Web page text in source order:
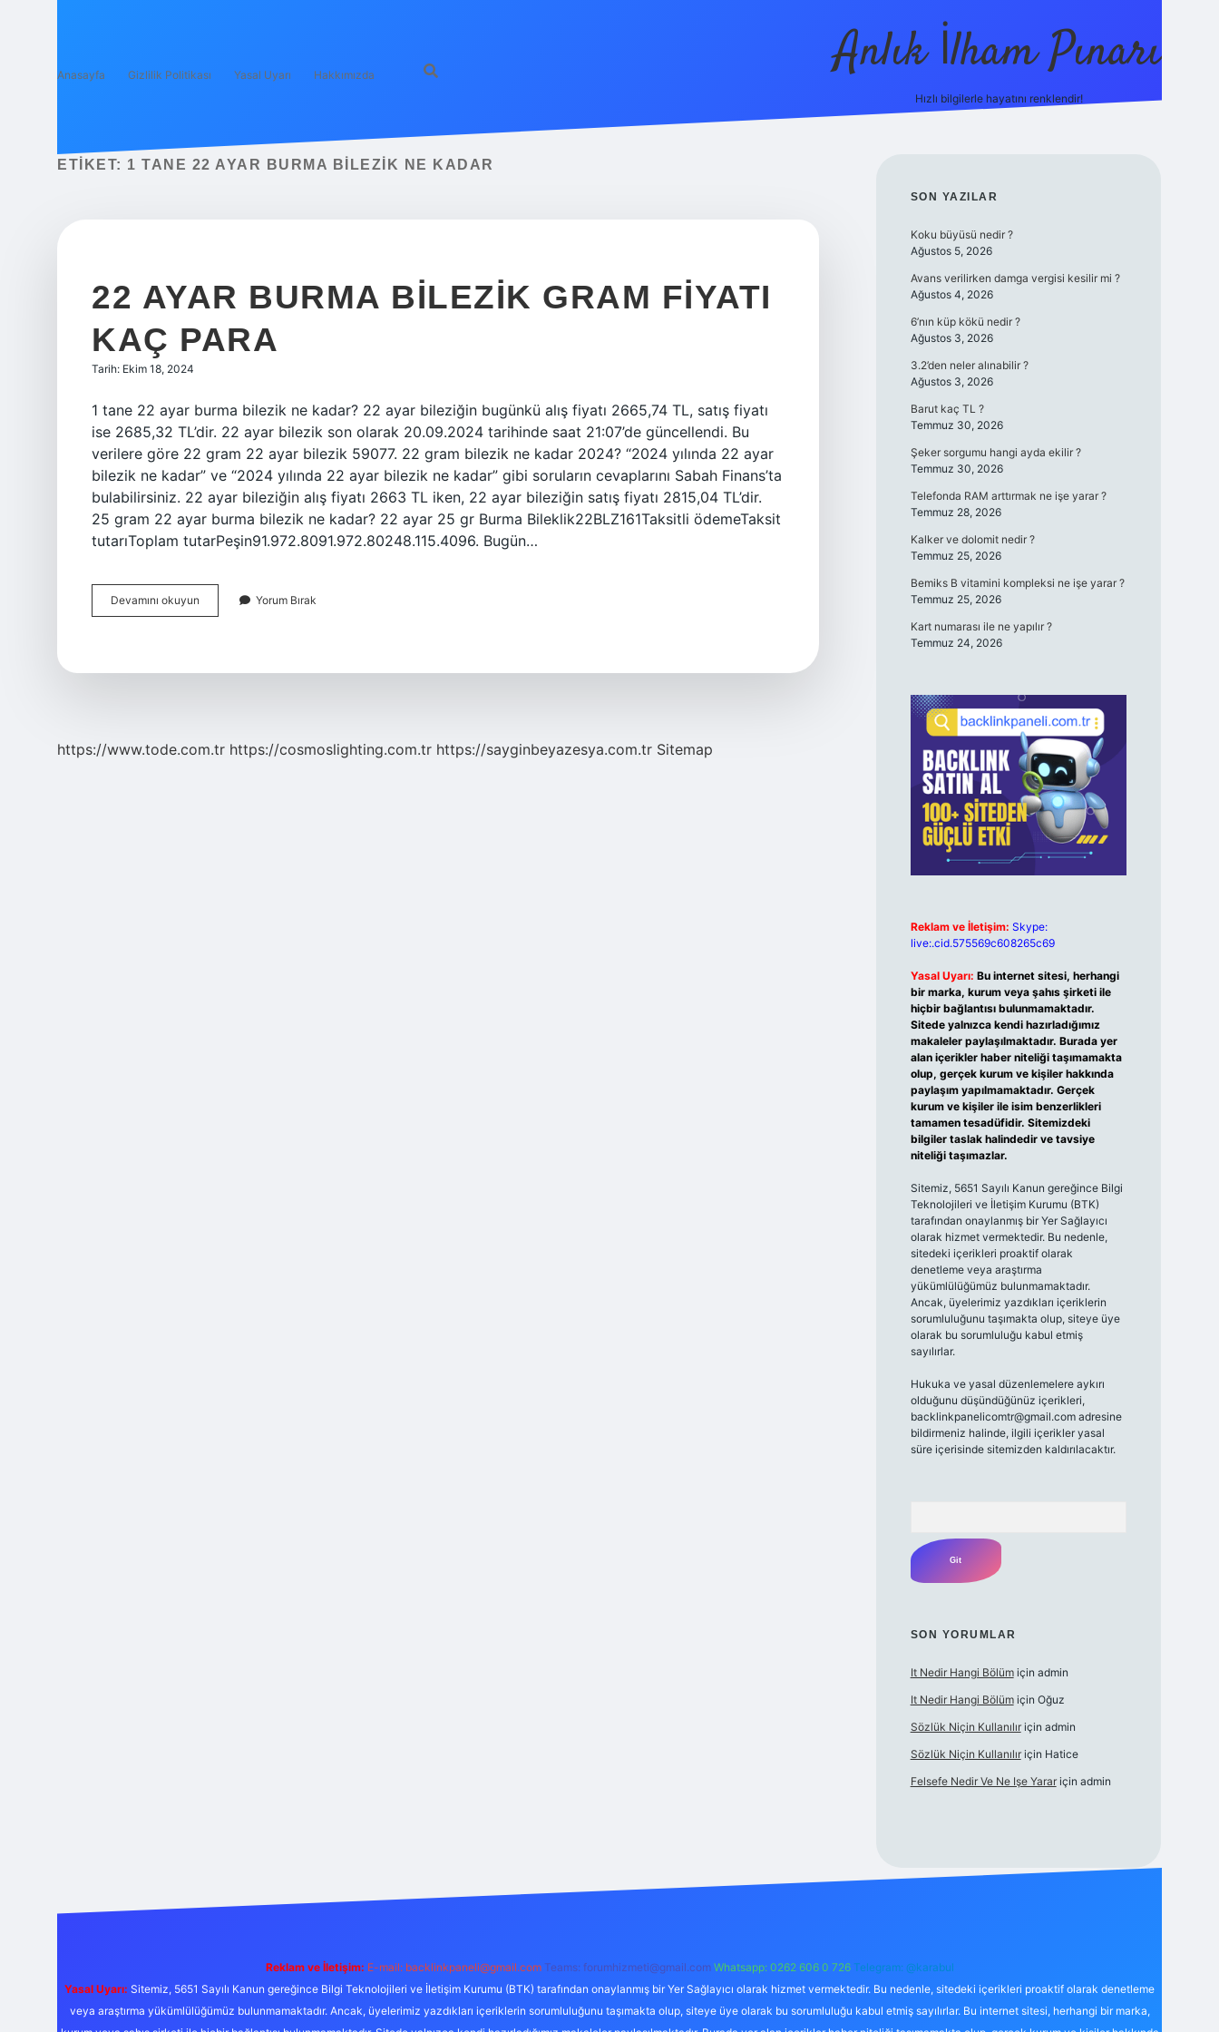
Anasayfa Gizlilik Politikası Yasal Uyarı Hakkımızda Anlık İlham Pınarı
Hızlı bilgilerle hayatını renklendir!
ETIKET: 1 TANE 22 AYAR BURMA BILEZIK NE KADAR
22 AYAR BURMA BILEZIK GRAM FIYATI
KAÇ PARA
Tarih: Ekim 18, 2024
1 tane 22 ayar burma bilezik ne kadar? 22 ayar bileziğin bugünkü alış fiyatı 2665,74 TL, satış fiyatı
ise 2685,32 TL’dir. 22 ayar bilezik son olarak 20.09.2024 tarihinde saat 21:07’de güncellendi. Bu
verilere göre 22 gram 22 ayar bilezik 59077. 22 gram bilezik ne kadar 2024? “2024 yılında 22 ayar
bilezik ne kadar” ve “2024 yılında 22 ayar bilezik ne kadar” gibi soruların cevaplarını Sabah Finans’ta
bulabilirsiniz. 22 ayar bileziğin alış fiyatı 2663 TL iken, 22 ayar bileziğin satış fiyatı 2815,04 TL’dir.
25 gram 22 ayar burma bilezik ne kadar? 22 ayar 25 gr Burma Bileklik22BLZ161Taksitli ödemeTaksit
tutarıToplam tutarPeşin91.972.8091.972.80248.115.4096. Bugün…
Devamını okuyun
Ayar
Yorum Bırak
https://www.tode.com.tr https://cosmoslighting.com.tr https://sayginbeyazesya.com.tr Sitemap
SIDEBAR
SON YAZILAR
Koku büyüsü nedir ?
Ağustos 5, 2026
Avans verilirken damga vergisi kesilir mi ?
Ağustos 4, 2026
6’nın küp kökü nedir ?
Ağustos 3, 2026
3.2’den neler alınabilir ?
Ağustos 3, 2026
Barut kaç TL ?
Temmuz 30, 2026
Şeker sorgumu hangi ayda ekilir ?
Temmuz 30, 2026
Telefonda RAM arttırmak ne işe yarar ?
Temmuz 28, 2026
Kalker ve dolomit nedir ?
Temmuz 25, 2026
Bemiks B vitamini kompleksi ne işe yarar ?
Temmuz 25, 2026
Kart numarası ile ne yapılır ?
Temmuz 24, 2026
Reklam ve İletişim: Skype:
live:.cid.575569c608265c69
Yasal Uyarı: Bu internet sitesi, herhangi
bir marka, kurum veya şahıs şirketi ile
hiçbir bağlantısı bulunmamaktadır.
Sitede yalnızca kendi hazırladığımız
makaleler paylaşılmaktadır. Burada yer
alan içerikler haber niteliği taşımamakta
olup, gerçek kurum ve kişiler hakkında
paylaşım yapılmamaktadır. Gerçek
kurum ve kişiler ile isim benzerlikleri
tamamen tesadüfidir. Sitemizdeki
bilgiler taslak halindedir ve tavsiye
niteliği taşımazlar.
Sitemiz, 5651 Sayılı Kanun gereğince Bilgi
Teknolojileri ve İletişim Kurumu (BTK)
tarafından onaylanmış bir Yer Sağlayıcı
olarak hizmet vermektedir. Bu nedenle,
sitedeki içerikleri proaktif olarak
denetleme veya araştırma
yükümlülüğümüz bulunmamaktadır.
Ancak, üyelerimiz yazdıkları içeriklerin
sorumluluğunu taşımakta olup, siteye üye
olarak bu sorumluluğu kabul etmiş
sayılırlar.
Hukuka ve yasal düzenlemelere aykırı
olduğunu düşündüğünüz içerikleri,
backlinkpanelicomtr@gmail.comadresine
bildirmeniz halinde, ilgili içerikler yasal
süre içerisinde sitemizden kaldırılacaktır.
SON YORUMLAR
It Nedir Hangi Bölümiçin admin
It Nedir Hangi Bölümiçin Oğuz
Sözlük Niçin Kullanılıriçin admin
Sözlük Niçin Kullanılıriçin Hatice
Felsefe Nedir Ve Ne Işe Yarariçin admin
Reklam ve İletişim: E-mail: backlinkpaneli@gmail.com Teams: forumhizmeti@gmail.com Whatsapp: 0262 606 0 726 Telegram: @karabul
Yasal Uyarı: Sitemiz, 5651 Sayılı Kanun gereğince Bilgi Teknolojileri ve İletişim Kurumu (BTK) tarafından onaylanmış bir Yer Sağlayıcı olarak hizmet vermektedir. Bu nedenle, sitedeki içerikleri proaktif olarak denetleme
veya araştırma yükümlülüğümüz bulunmamaktadır. Ancak, üyelerimiz yazdıkları içeriklerin sorumluluğunu taşımakta olup, siteye üye olarak bu sorumluluğu kabul etmiş sayılırlar. Bu internet sitesi, herhangi bir marka,